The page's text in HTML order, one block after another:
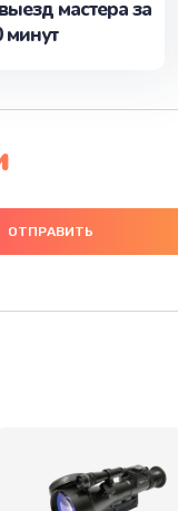
мастера за
минут